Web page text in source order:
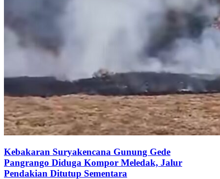
Kebakaran Suryakencana Gunung Gede
Pangrango Diduga Kompor Meledak, Jalur
Pendakian Ditutup Sementara